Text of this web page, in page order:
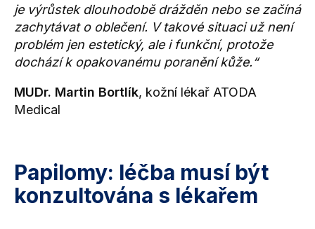
je výrůstek dlouhodobě drážděn nebo se začíná
zachytávat o oblečení. V takové situaci už není
problém jen estetický, ale i funkční, protože
dochází k opakovanému poranění kůže.“
MUDr. Martin Bortlík, kožní lékař ATODA
Medical
Papilomy: léčba musí být
konzultována s lékařem